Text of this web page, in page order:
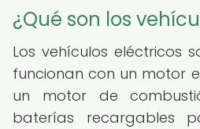
¿Qué son los
Los vehículos eléctricos
funcionan con un motor
un motor de
baterías recargables